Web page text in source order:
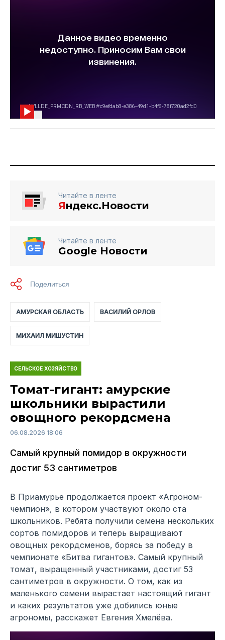
Читайте в ленте
Яндекс.Новости
Читайте в ленте
Google Новости
АМУРСКАЯ ОБЛАСТЬ ВАСИЛИЙ ОРЛОВ
МИХАИЛ МИШУСТИН
СЕЛЬСКОЕ ХОЗЯЙСТВО
Томат-гигант: амурские
школьники вырастили
овощного рекордсмена
06.08.2026 18:06
Самый крупный помидор в окружности
достиг 53 сантиметров
В Приамурье продолжается проект «Агроном-
чемпион», в котором участвуют около ста
школьников. Ребята получили семена нескольких
сортов помидоров и теперь выращивают
овощных рекордсменов, борясь за победу в
чемпионате «Битва гигантов». Самый крупный
томат, выращенный участниками, достиг 53
сантиметров в окружности. О том, как из
маленького семени вырастает настоящий гигант
и каких результатов уже добились юные
агрономы, расскажет Евгения Хмелёва.